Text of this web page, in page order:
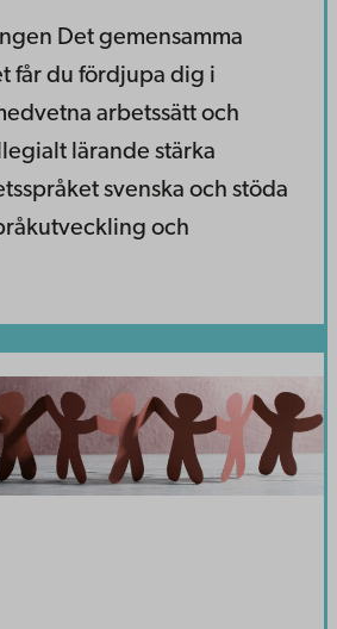
Det gemensamma
får du fördjupa dig i
arbetssätt och
lärande stärka
svenska och stöda
och